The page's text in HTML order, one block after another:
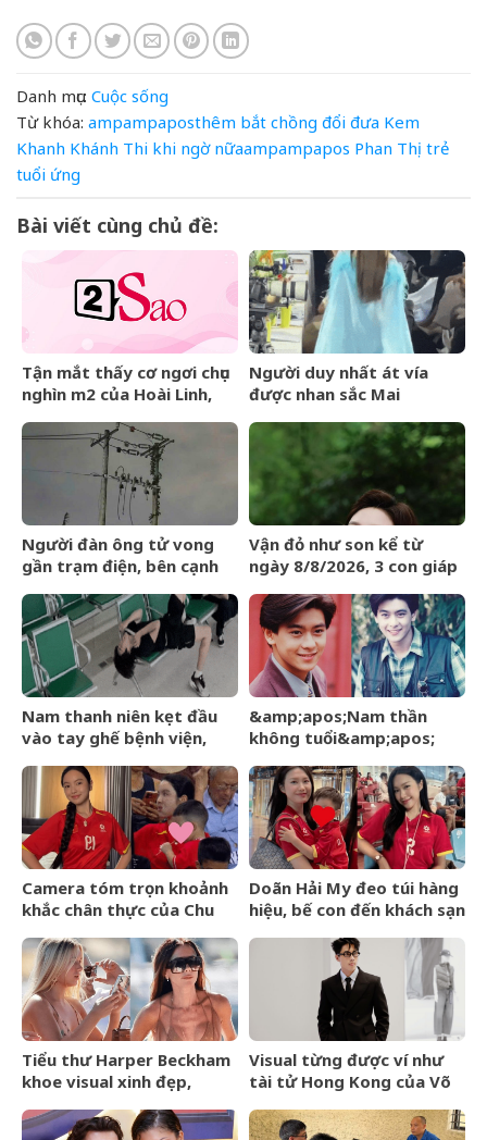
Danh mục: Cuộc sống
Từ khóa: ampampaposthêm bắt chồng đổi đưa Kem
Khanh Khánh Thi khi ngờ nữaampampapos Phan Thị trẻ
tuổi ứng
Bài viết cùng chủ đề:
Tận mắt thấy cơ ngơi chục
nghìn m2 của Hoài Linh,
câu bất ngờ
Người duy nhất át vía
được nhan sắc Mai
kim cương cũng không
sánh bằng
Người đàn ông tử vong
gần trạm điện, bên cạnh
Vận đỏ như son kể từ
ngày 8/8/2026, 3 con giáp
vào như nước, sự nghiệp
hanh thông
Nam thanh niên kẹt đầu
vào tay ghế bệnh viện,
rơi vào tình cảnh khó tin
&amp;apos;Nam thần
không tuổi&amp;apos;
nghiêm trọng giờ ra sao?
Camera tóm trọn khoảnh
khắc chân thực của Chu
Đình
Doãn Hải My đeo túi hàng
hiệu, bế con đến khách sạn
thường có còn xinh đẹp
như ảnh tự đăng?
Tiểu thư Harper Beckham
khoe visual xinh đẹp,
du thuyền triệu đô, đọ sắc
Visual từng được ví như
tài tử Hong Kong của Võ
tranh cãi vì một thay đổi